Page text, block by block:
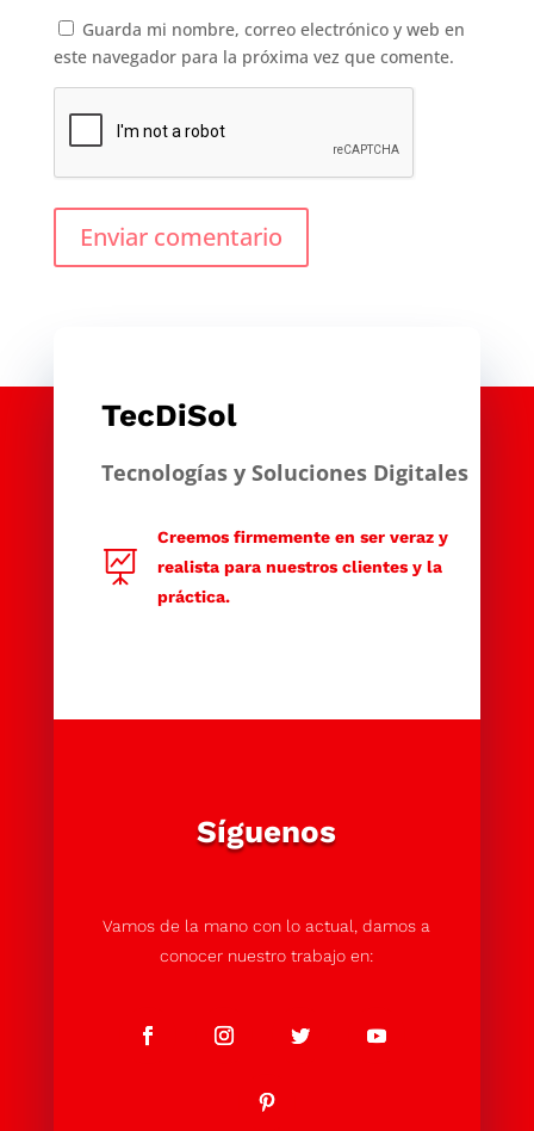
Guarda mi nombre, correo electrónico y web en
este navegador para la próxima vez que comente.
Enviar comentario
TecDiSol
Tecnologías y Soluciones Digitales

Creemos firmemente en ser veraz y
realista para nuestros clientes y la
práctica.
Síguenos
Vamos de la mano con lo actual, damos a
conocer nuestro trabajo en: